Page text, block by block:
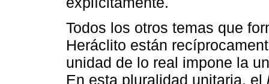
Todos los otros temas que
Heráclito están
unidad de lo real impone la
En esta pluralidad unitaria, el